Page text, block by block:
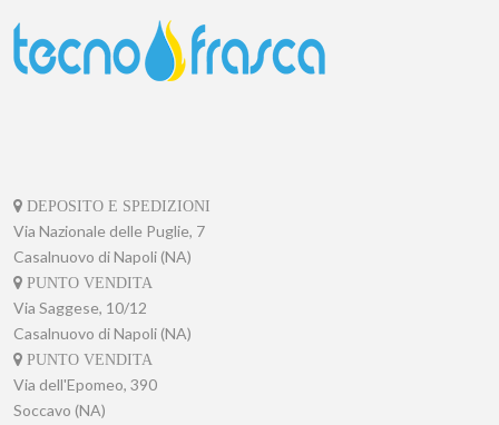
DEPOSITO E SPEDIZIONI
Via Nazionale delle Puglie, 7
Casalnuovo di Napoli (NA)
PUNTO VENDITA
Via Saggese, 10/12
Casalnuovo di Napoli (NA)
PUNTO VENDITA
Via dell'Epomeo, 390
Soccavo (NA)